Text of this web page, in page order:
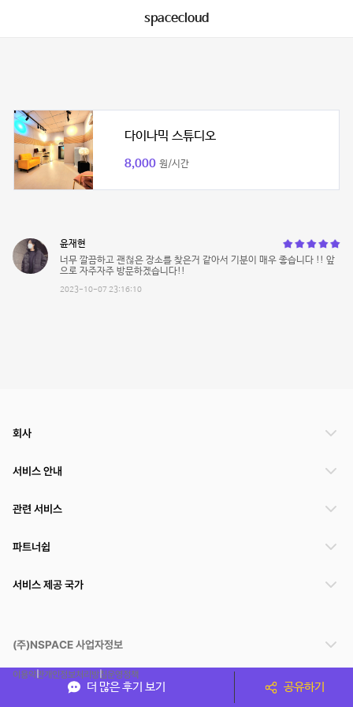
spacecloud
다이나믹 스튜디오
8,000 원/시간
윤재현
너무 깔끔하고 괜첞은 장소를 찾은거 같아서 기분이 매우 좋습니다 !! 앞
으로 자주자주 방문하겠습니다!!
2023-10-07 23:16:10
더 많은 후기 보기 공유하기
회사
서비스 안내
관련 서비스
파트너쉽
서비스 제공 국가
(주)NSPACE 사업자정보
이용약관개인정보처리방침운영정책
스페이스클라우드는 통신판매중개자이며 통신판매의 당사자가 아닙니다. 따라서 스페이스클